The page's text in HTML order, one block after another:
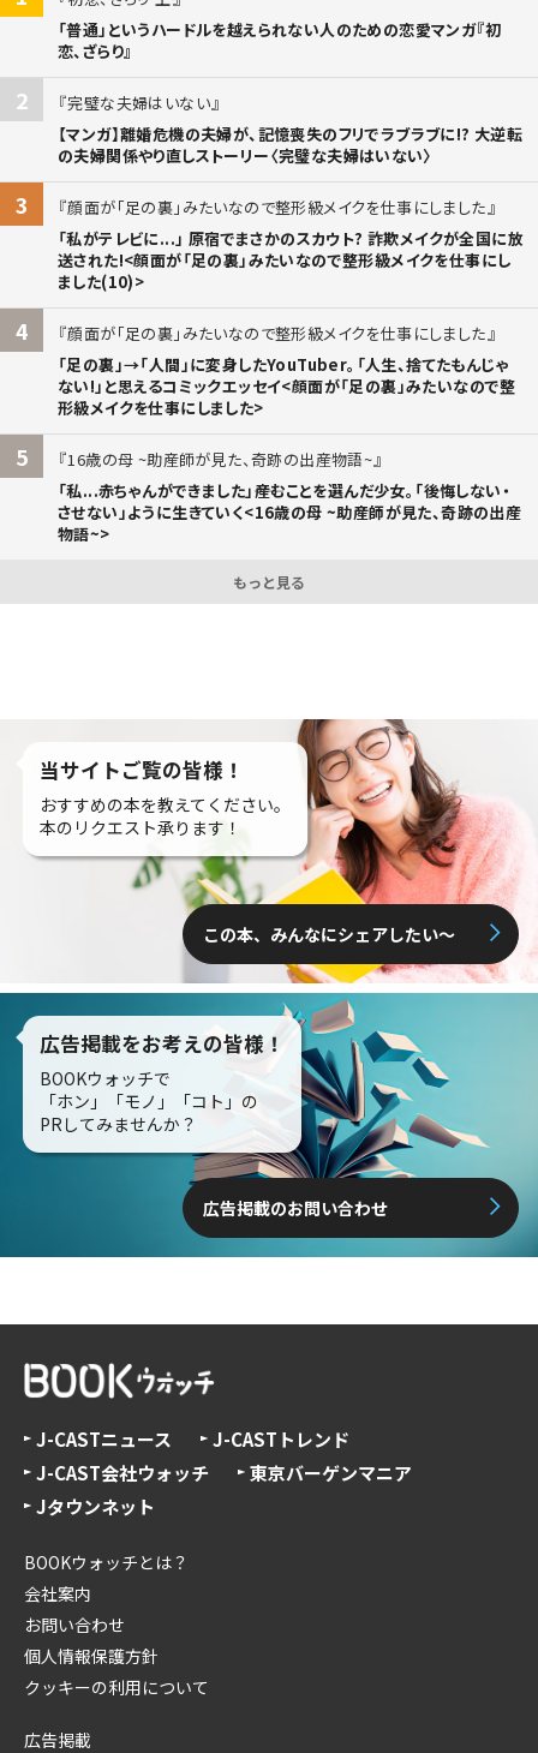
「普通」というハードルを越えられない人のための恋愛マンガ『初
恋、ざらり』
2
完璧な夫婦はいない
【マンガ】離婚危機の夫婦が、記憶喪失のフリでラブラブに!? 大逆転
の夫婦関係やり直しストーリー〈完璧な夫婦はいない〉
3
顔面が「足の裏」みたいなので整形級メイクを仕事にしました
「私がテレビに...」 原宿でまさかのスカウト? 詐欺メイクが全国に放
送された!<顔面が「足の裏」みたいなので整形級メイクを仕事にし
ました(10)>
4
顔面が「足の裏」みたいなので整形級メイクを仕事にしました
「足の裏」→「人間」に変身したYouTuber。「人生、捨てたもんじゃ
ない!」と思えるコミックエッセイ<顔面が「足の裏」みたいなので整
形級メイクを仕事にしました>
5
16歳の母 ~助産師が見た、奇跡の出産物語~
「私...赤ちゃんができました」――産むことを選んだ少女。「後悔しない・
させない」ように生きていく<16歳の母 ~助産師が見た、奇跡の出産
物語~>
もっと見る
当サイトご覧の皆様！
おすすめの本を教えてください。
本のリクエスト承ります！
この本、みんなにシェアしたい〜
広告掲載をお考えの皆様！
BOOKウォッチで
「ホン」「モノ」「コト」の
PRしてみませんか？
広告掲載のお問い合わせ
J-CASTニュース
J-CASTトレンド
J-CAST会社ウォッチ
東京バーゲンマニア
Jタウンネット
BOOKウォッチとは？
会社案内
お問い合わせ
個人情報保護方針
クッキーの利用について
広告掲載